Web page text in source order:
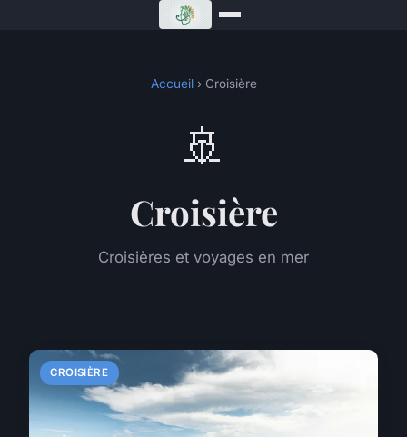
Accueil› Croisière
🚢
Croisière
Croisières et voyages en mer
CROISIÈRE